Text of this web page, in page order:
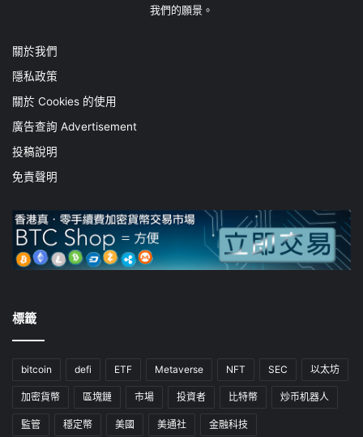
我們的願景。
關於我們
隱私政策
關於 Cookies 的使用
廣告查詢 Advertisement
投稿說明
免責聲明
標籤
bitcoin defi ETF Metaverse NFT SEC 以太坊
加密貨幣 區塊鏈 市場 投資者 比特幣 炒币机器人
監管 穩定幣 美國 美通社 金融科技